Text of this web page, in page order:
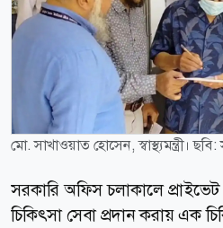
মো. সাখাওয়াত হোসেন, স্বাস্থ্যমন্ত্রী।
সরকারি অফিস চলাকালে প্রাইভেট
চিকিৎসা সেবা প্রদান করায় এক